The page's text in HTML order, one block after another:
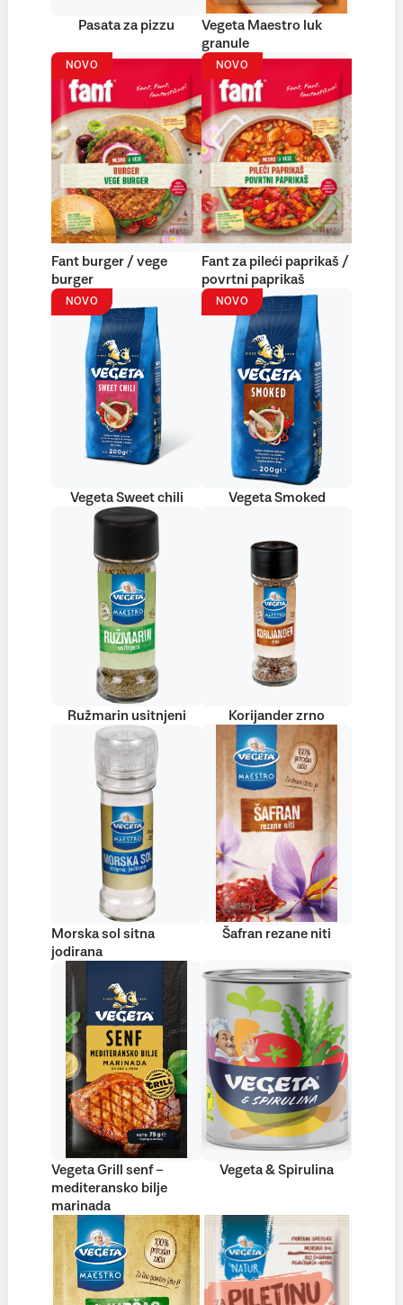
Pasata za pizzu
Vegeta Maestro luk
granule
NOVO
Fant burger / vege
burger
NOVO
Fant za pileći paprikaš /
povrtni paprikaš
NOVO
Vegeta Sweet chili
NOVO
Vegeta Smoked
Ružmarin usitnjeni Korijander zrno
Morska sol sitna
jodirana
Šafran rezane niti
Vegeta Grill senf –
mediteransko bilje
marinada
Vegeta & Spirulina